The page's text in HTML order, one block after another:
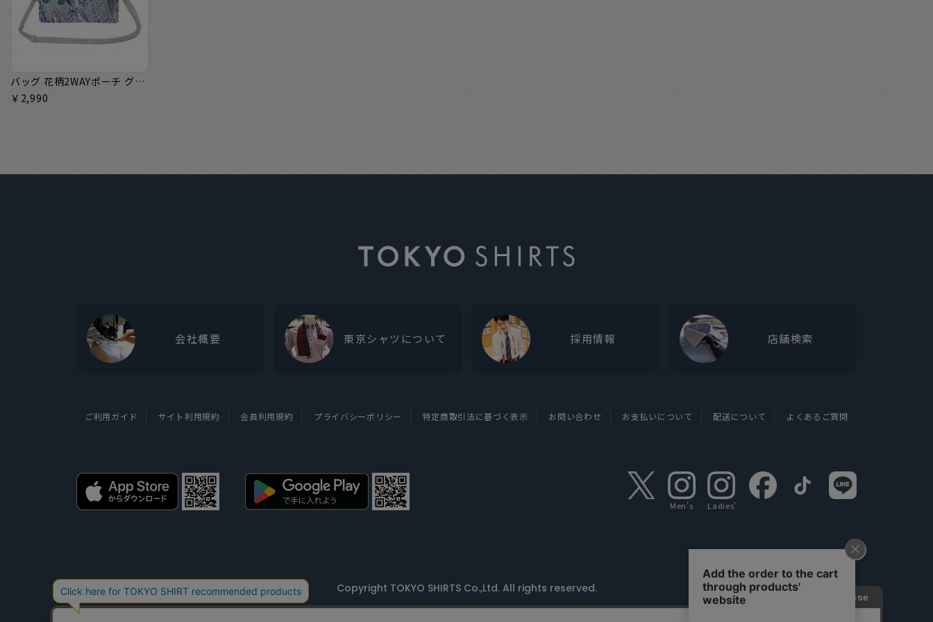
バッグ 花柄2WAYポーチ グレー×ブルー レディース
￥2,990
会社概要 東京シャツについて 採用情報 店舗検索
ご利用ガイド サイト利用規約 会員利用規約 プライバシーポリシー 特定商取引法に基づく表示 お問い合わせ お支払いについて 配送について よくあるご質問
Men's Ladies'
Copyright TOKYO SHIRTS Co.,Ltd. All rights reserved.